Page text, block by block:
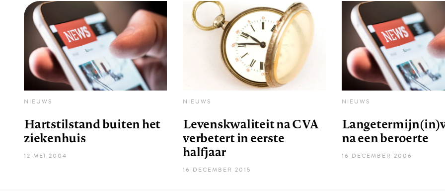
NIEUWS
Hartstilstand buiten het
ziekenhuis
12 MEI 2004
NIEUWS
Levenskwaliteit na CVA
verbetert in eerste
halfjaar
16 DECEMBER 2015
NIEUWS
na een beroerte
16 DECEMBER 2006